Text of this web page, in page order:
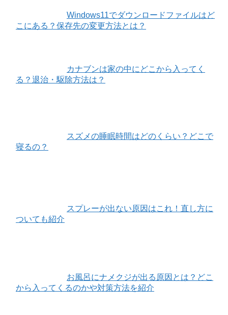
Windows11でダウンロードファイルはど
こにある？保存先の変更方法とは？
カナブンは家の中にどこから入ってく
る？退治・駆除方法は？
スズメの睡眠時間はどのくらい？どこで
寝るの？
スプレーが出ない原因はこれ！直し方に
ついても紹介
お風呂にナメクジが出る原因とは？どこ
から入ってくるのかや対策方法を紹介